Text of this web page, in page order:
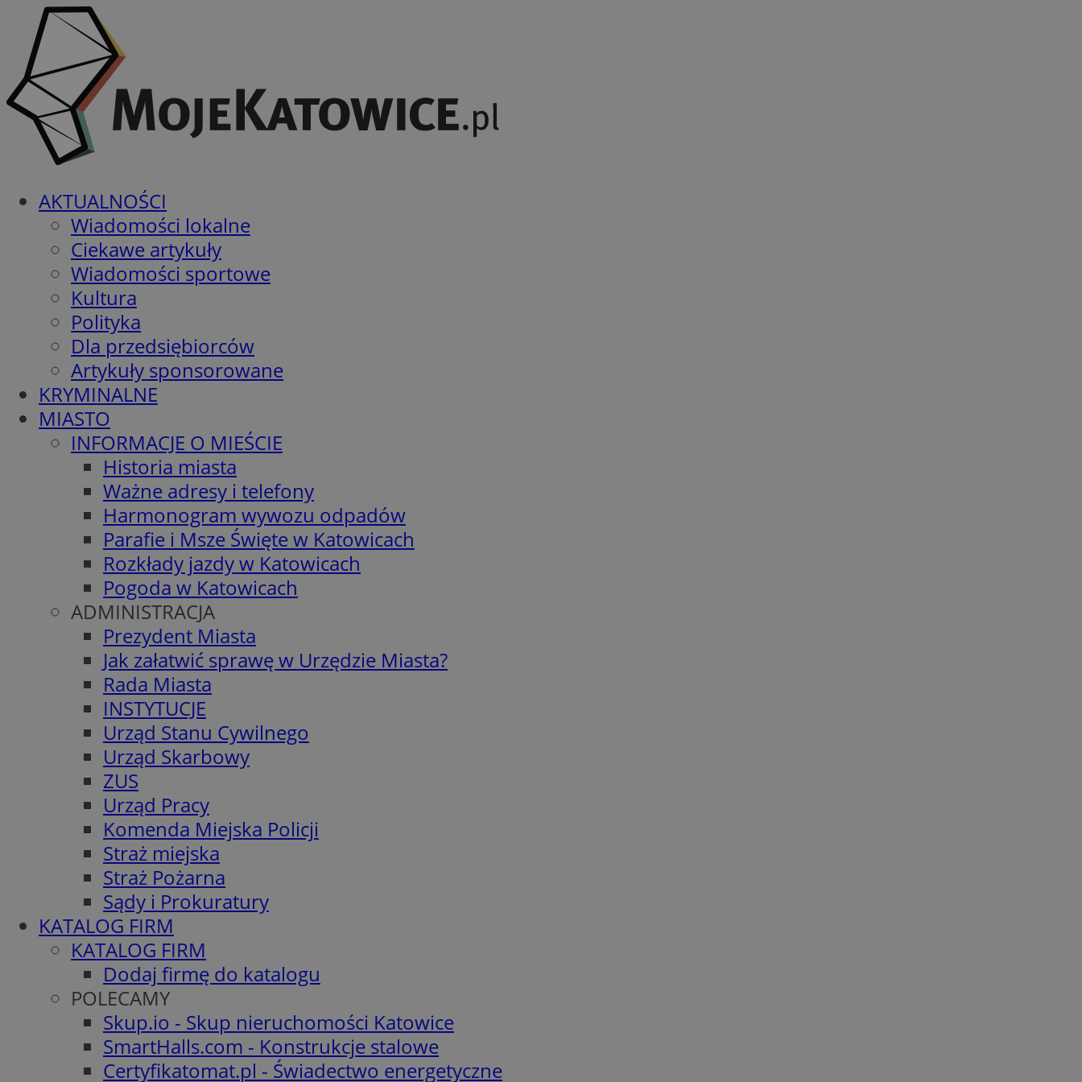
AKTUALNOŚCI
Wiadomości lokalne
Ciekawe artykuły
Wiadomości sportowe
Kultura
Polityka
Dla przedsiębiorców
Artykuły sponsorowane
KRYMINALNE
MIASTO
INFORMACJE O MIEŚCIE
Historia miasta
Ważne adresy i telefony
Harmonogram wywozu odpadów
Parafie i Msze Święte w Katowicach
Rozkłady jazdy w Katowicach
Pogoda w Katowicach
ADMINISTRACJA
Prezydent Miasta
Jak załatwić sprawę w Urzędzie Miasta?
Rada Miasta
INSTYTUCJE
Urząd Stanu Cywilnego
Urząd Skarbowy
ZUS
Urząd Pracy
Komenda Miejska Policji
Straż miejska
Straż Pożarna
Sądy i Prokuratury
KATALOG FIRM
KATALOG FIRM
Dodaj firmę do katalogu
POLECAMY
Skup.io - Skup nieruchomości Katowice
SmartHalls.com - Konstrukcje stalowe
Certyfikatomat.pl - Świadectwo energetyczne